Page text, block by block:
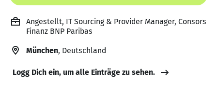
Angestellt, IT Sourcing & Provider Manager, Consors
Finanz BNP Paribas
München, Deutschland
Logg Dich ein, um alle Einträge zu sehen.